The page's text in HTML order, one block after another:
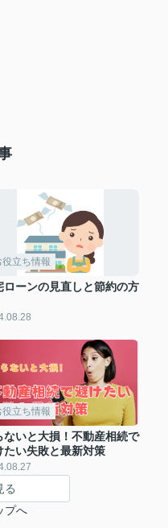
役立ち情報
ローンの見直しと節約の方
役立ち情報
ないと大損！不動産相続で
たい失敗と最新対策
る
プへ